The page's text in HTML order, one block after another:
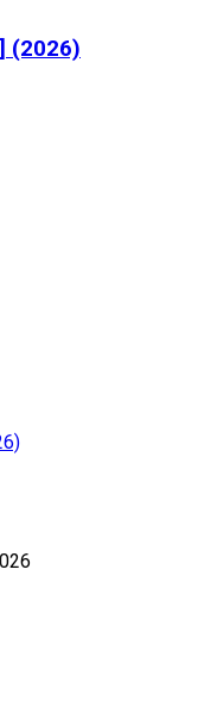
(2026)